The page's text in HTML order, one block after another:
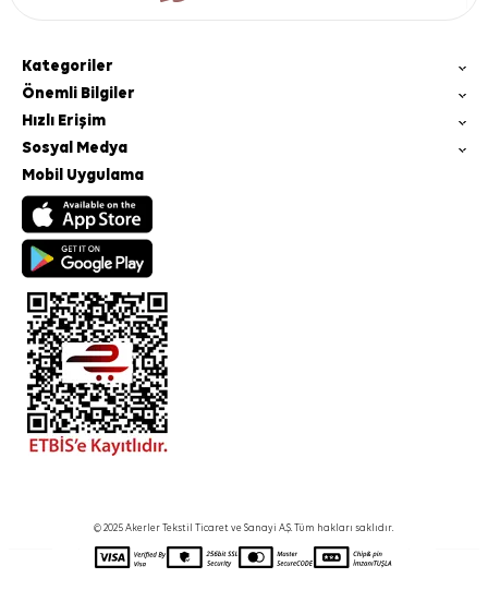
Kategoriler
Önemli Bilgiler
Hızlı Erişim
Sosyal Medya
Mobil Uygulama
© 2025 Akerler Tekstil Ticaret ve Sanayi A.Ş. Tüm hakları saklıdır.